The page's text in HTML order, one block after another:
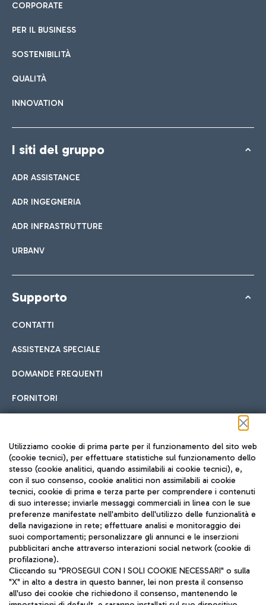
CORPORATE
PER IL BUSINESS
SOSTENIBILITÀ
QUALITÀ
INNOVATION
I siti del gruppo
ADR ASSISTANCE
ADR INGEGNERIA
ADR INFRASTRUTTURE
URBANV
Supporto
CONTATTI
ASSISTENZA SPECIALE
DOMANDE FREQUENTI
FORNITORI
Seguici sui social
TRAVEL JOURNAL
ITA
Utilizziamo cookie di prima parte per il funzionamento del sito web
(cookie tecnici), per effettuare statistiche sul funzionamento dello
stesso (cookie analitici, quando assimilabili ai cookie tecnici), e,
con il suo consenso, cookie analitici non assimilabili ai cookie
tecnici, cookie di prima e terza parte per comprendere i contenuti
di suo interesse; inviarle messaggi commerciali in linea con le sue
preferenze manifestate nell'ambito dell'utilizzo delle funzionalità e
della navigazione in rete; effettuare analisi e monitoraggio dei
suoi comportamenti; personalizzare gli annunci e le inserzioni
pubblicitari anche attraverso interazioni social network (cookie di
profilazione).
Cliccando su "PROSEGUI CON I SOLI COOKIE NECESSARI" o sulla
"X" in alto a destra in questo banner, lei non presta il consenso
all'uso dei cookie che richiedono il consenso, mantenendo le